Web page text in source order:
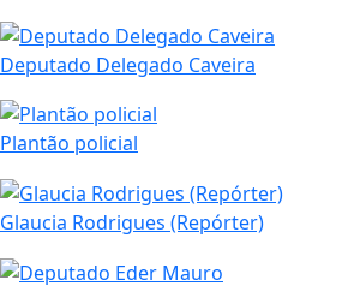
Deputado Delegado Caveira
Plantão policial
Glaucia Rodrigues (Repórter)